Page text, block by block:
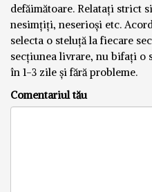
defăimătoare. Relatați strict
nesimțiți, neserioși etc.
selecta o steluță la fiecare
secțiunea livrare, nu bifați o
în 1-3 zile și fără probleme.
Comentariul tău